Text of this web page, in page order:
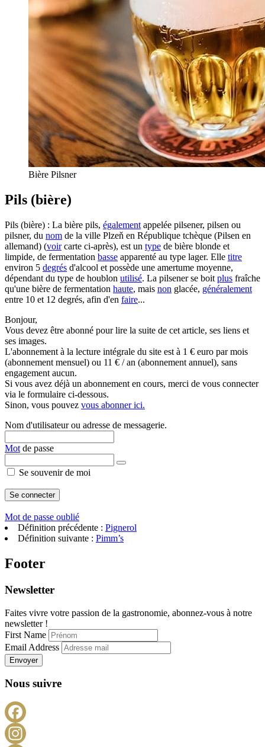
Bière Pilsner
Pils (bière)
Pils (bière) : La bière pils, également appelée pilsener, pilsen ou
pilsner, du nom de la ville Plzeň en République tchèque (Pilsen en
allemand) (voircarte ci-après), est un type de bière blonde et
limpide, de fermentation basse apparenté au type lager. Elle titre
environ 5 degrés d'alcool et possède une amertume moyenne,
dépendant du type de houblon utilisé. La pilsener se boit plus fraîche
qu'une bière de fermentation haute, mais non glacée, généralement
entre 10 et 12 degrés, afin d'en faire...
Bonjour,
Vous devez être abonné pour lire la suite de cet article, ses liens et
ses images.
L'abonnement à la lecture intégrale du site est à 1 € euro par mois
(abonnement mensuel) ou 11 € / an (abonnement annuel), sans
engagement aucun.
Si vous avez déjà un abonnement en cours, merci de vous connecter
via le formulaire ci-dessous.
Sinon, vous pouvez vous abonner ici.
Nom d'utilisateur ou adresse de messagerie.
Mot de passe
Se souvenir de moi
Mot de passe oublié
Définition précédente : Pignerol
Définition suivante : Pimm’s
Footer
Newsletter
Faites vivre votre passion de la gastronomie, abonnez-vous à notre
newsletter !
First Name
Email Address
Envoyer
Nous suivre